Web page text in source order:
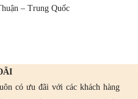
– Trung Quốc
có ưu đãi với các khách hàng